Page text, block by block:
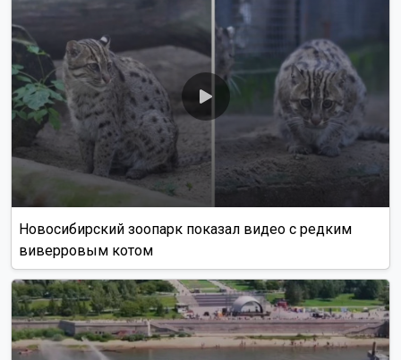
Новосибирский зоопарк показал видео с редким
виверровым котом